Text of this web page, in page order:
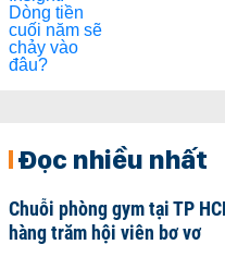
Đọc nhiều nhất
Chuỗi phòng gym tại TP
hàng trăm hội viên bơ vơ